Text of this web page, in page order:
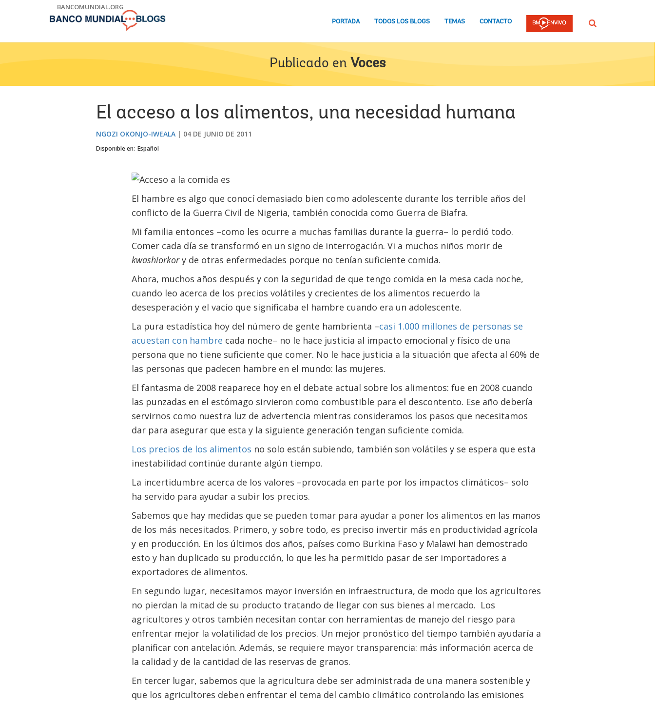
BANCOMUNDIAL.ORG
PORTADA TODOS LOS BLOGS TEMAS CONTACTO Buscar
Publicado en Voces
El acceso a los alimentos, una necesidad humana
NGOZI OKONJO-IWEALA 04 DE JUNIO DE 2011
Disponible en: Español
El hambre es algo que conocí demasiado bien como adolescente durante los terrible años del
conflicto de la Guerra Civil de Nigeria, también conocida como Guerra de Biafra.
Mi familia entonces –como les ocurre a muchas familias durante la guerra– lo perdió todo.
Comer cada día se transformó en un signo de interrogación. Vi a muchos niños morir de
kwashiorkory de otras enfermedades porque no tenían suficiente comida.
Ahora, muchos años después y con la seguridad de que tengo comida en la mesa cada noche,
cuando leo acerca de los precios volátiles y crecientes de los alimentos recuerdo la
desesperación y el vacío que significaba el hambre cuando era un adolescente.
La pura estadística hoy del número de gente hambrienta –casi 1.000 millones de personas se
acuestan con hambre cada noche– no le hace justicia al impacto emocional y físico de una
persona que no tiene suficiente que comer. No le hace justicia a la situación que afecta al 60% de
las personas que padecen hambre en el mundo: las mujeres.
El fantasma de 2008 reaparece hoy en el debate actual sobre los alimentos: fue en 2008 cuando
las punzadas en el estómago sirvieron como combustible para el descontento. Ese año debería
servirnos como nuestra luz de advertencia mientras consideramos los pasos que necesitamos
dar para asegurar que esta y la siguiente generación tengan suficiente comida.
Los precios de los alimentos no solo están subiendo, también son volátiles y se espera que esta
inestabilidad continúe durante algún tiempo.
La incertidumbre acerca de los valores –provocada en parte por los impactos climáticos– solo
ha servido para ayudar a subir los precios.
Sabemos que hay medidas que se pueden tomar para ayudar a poner los alimentos en las manos
de los más necesitados. Primero, y sobre todo, es preciso invertir más en productividad agrícola
y en producción. En los últimos dos años, países como Burkina Faso y Malawi han demostrado
esto y han duplicado su producción, lo que les ha permitido pasar de ser importadores a
exportadores de alimentos.
En segundo lugar, necesitamos mayor inversión en infraestructura, de modo que los agricultores
no pierdan la mitad de su producto tratando de llegar con sus bienes al mercado. Los
agricultores y otros también necesitan contar con herramientas de manejo del riesgo para
enfrentar mejor la volatilidad de los precios. Un mejor pronóstico del tiempo también ayudaría a
planificar con antelación. Además, se requiere mayor transparencia: más información acerca de
la calidad y de la cantidad de las reservas de granos.
En tercer lugar, sabemos que la agricultura debe ser administrada de una manera sostenible y
que los agricultores deben enfrentar el tema del cambio climático controlando las emisiones